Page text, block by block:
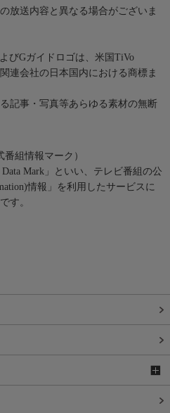
放送内容と異なる場合がございま
びGガイドロゴは、米国TiVo
連会社の日本国内における商標ま
記事・写真等あらゆる素材の無断
番組情報マーク）
Mark」といい、テレビ番組の公
情報」を利用したサービスに
す。